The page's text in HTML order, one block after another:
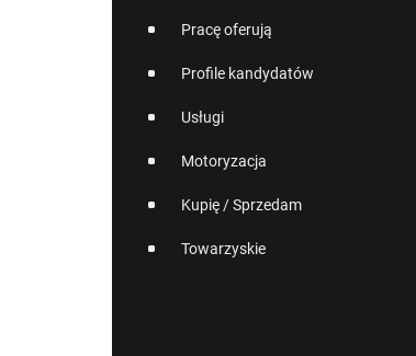
Pracę oferują
Profile kandydatów
Usługi
Motoryzacja
Kupię / Sprzedam
Towarzyskie